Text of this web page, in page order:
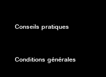
Conseils pratiques
Conditions générales